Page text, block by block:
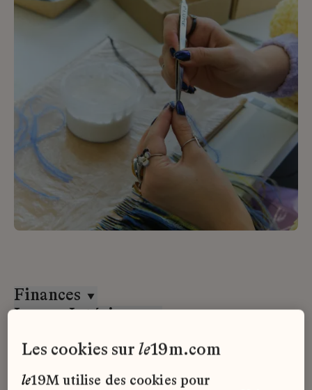
Finances
Lesage Intérieurs
les cookies surle19m.com
le19M utilise des cookies pour